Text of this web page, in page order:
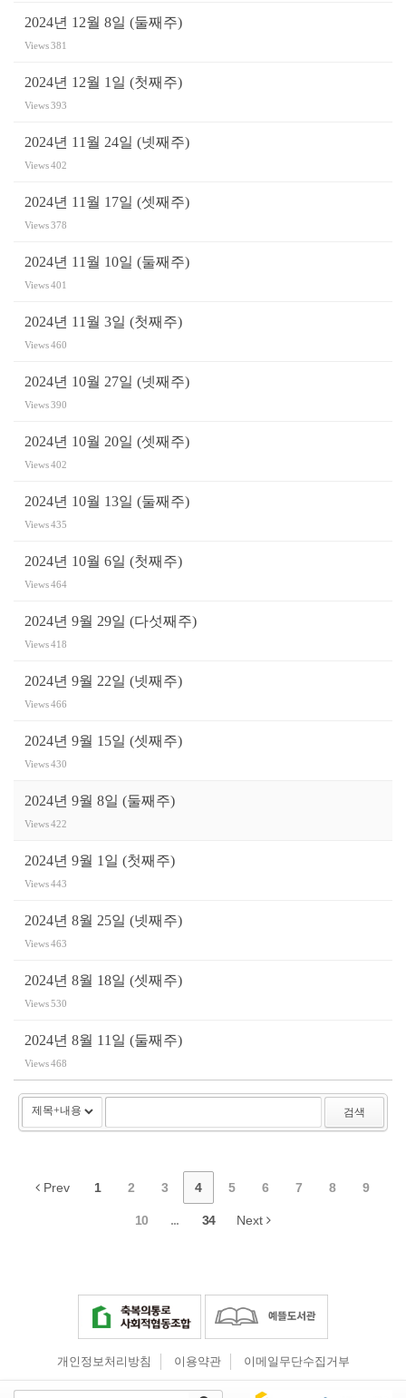
2024년 12월 8일 (둘째주)
Views381
2024년 12월 1일 (첫째주)
Views393
2024년 11월 24일 (넷째주)
Views402
2024년 11월 17일 (셋째주)
Views378
2024년 11월 10일 (둘째주)
Views401
2024년 11월 3일 (첫째주)
Views460
2024년 10월 27일 (넷째주)
Views390
2024년 10월 20일 (셋째주)
Views402
2024년 10월 13일 (둘째주)
Views435
2024년 10월 6일 (첫째주)
Views464
2024년 9월 29일 (다섯째주)
Views418
2024년 9월 22일 (넷째주)
Views466
2024년 9월 15일 (셋째주)
Views430
2024년 9월 8일 (둘째주)
Views422
2024년 9월 1일 (첫째주)
Views443
2024년 8월 25일 (넷째주)
Views463
2024년 8월 18일 (셋째주)
Views530
2024년 8월 11일 (둘째주)
Views468
검색
Prev 1 2 3 4 5 6 7 8 9
10 ... 34 Next
개인정보처리방침 이용약관 이메일무단수집거부